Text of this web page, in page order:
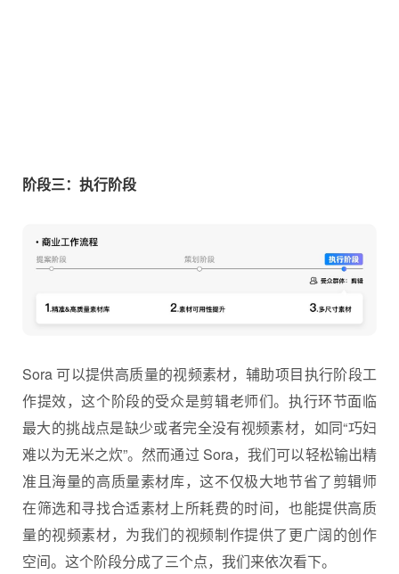
阶段三：执行阶段
Sora 可以提供高质量的视频素材，辅助项目执行阶段工
作提效，这个阶段的受众是剪辑老师们。执行环节面临
最大的挑战点是缺少或者完全没有视频素材，如同“巧妇
难以为无米之炊”。然而通过 Sora，我们可以轻松输出精
准且海量的高质量素材库，这不仅极大地节省了剪辑师
在筛选和寻找合适素材上所耗费的时间，也能提供高质
量的视频素材，为我们的视频制作提供了更广阔的创作
空间。这个阶段分成了三个点，我们来依次看下。